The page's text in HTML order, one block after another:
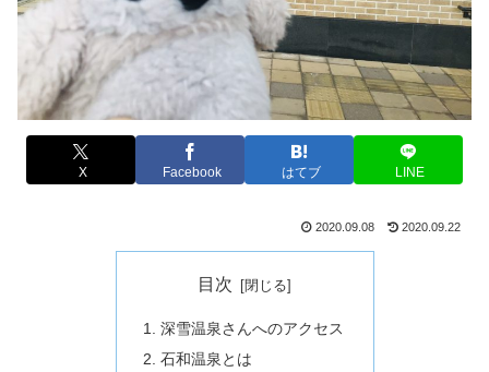
X Facebook はてブ LINE
2020.09.08 2020.09.22
目次
深雪温泉さんへのアクセス
石和温泉とは